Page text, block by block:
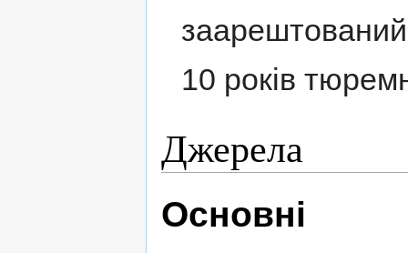
10 років
Джерела
Основні